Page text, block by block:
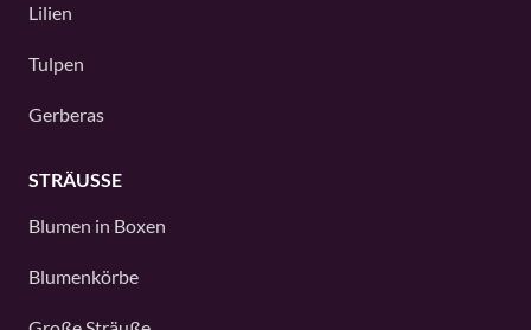
Lilien
Tulpen
Gerberas
STRÄUSSE
Blumen in Boxen
Blumenkörbe